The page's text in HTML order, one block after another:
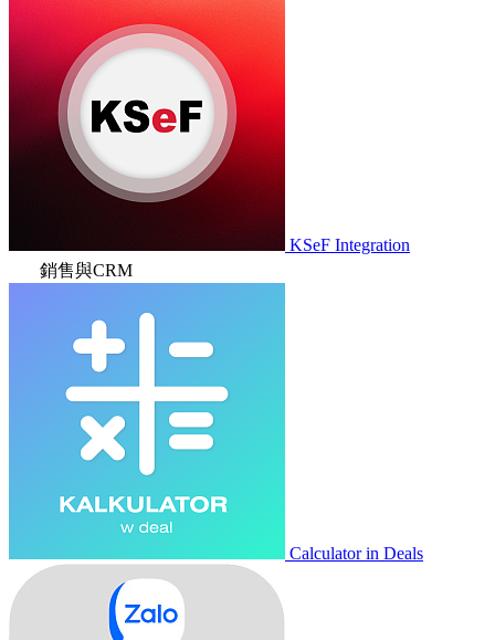
KSeF Integration
銷售與CRM
Calculator in Deals